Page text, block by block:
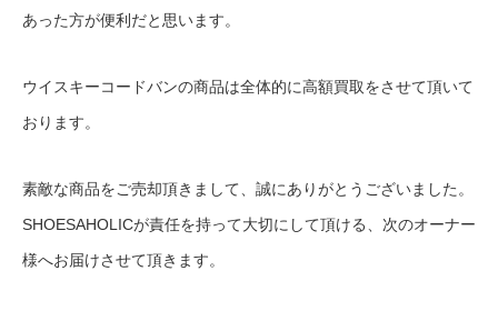
あった方が便利だと思います。
ウイスキーコードバンの商品は全体的に高額買取をさせて頂いて
おります。
素敵な商品をご売却頂きまして、誠にありがとうございました。
SHOESAHOLICが責任を持って大切にして頂ける、次のオーナー
様へお届けさせて頂きます。